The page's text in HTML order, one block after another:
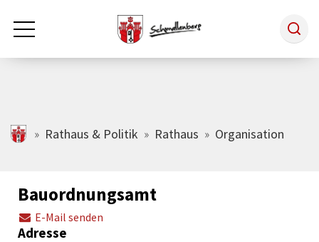
Zum Hauptinhalt springen
Rathaus & Politik
Tourismus
schmallenberg.de
Rathaus & Politik Rathaus Organisation
Bauordnungsamt
E-Mail senden
Adresse